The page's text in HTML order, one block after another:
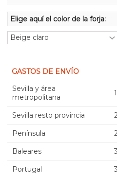
Elige aquí el color de la forja:
GASTOS DE ENVÍO
Sevilla y área
metropolitana
Sevilla resto provincia
Península
Baleares
Portugal